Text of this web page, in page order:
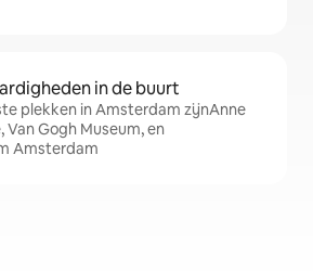
in de buurt
plekken in Amsterdam zijnAnne
Van Gogh Museum, en
Amsterdam